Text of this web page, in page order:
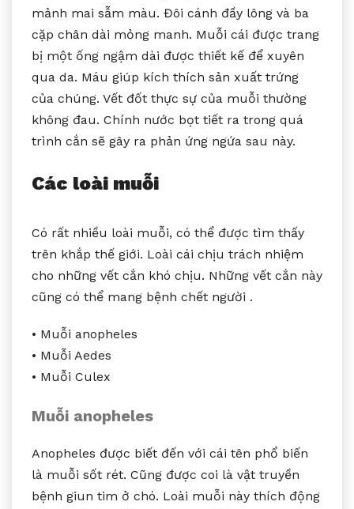
mảnh mai sẫm màu. Đôi cánh đầy lông và ba
cặp chân dài mỏng manh. Muỗi cái được trang
bị một ống ngậm dài được thiết kế để xuyên
qua da. Máu giúp kích thích sản xuất trứng
của chúng. Vết đốt thực sự của muỗi thường
không đau. Chính nước bọt tiết ra trong quá
trình cắn sẽ gây ra phản ứng ngứa sau này.
Các loài muỗi
Có rất nhiều loài muỗi, có thể được tìm thấy
trên khắp thế giới. Loài cái chịu trách nhiệm
cho những vết cắn khó chịu. Những vết cắn này
cũng có thể mang bệnh chết người .
• Muỗi anopheles
• Muỗi Aedes
• Muỗi Culex
Muỗi anopheles
Anopheles được biết đến với cái tên phổ biến
là muỗi sốt rét. Cũng được coi là vật truyền
bệnh giun tim ở chó. Loài muỗi này thích động